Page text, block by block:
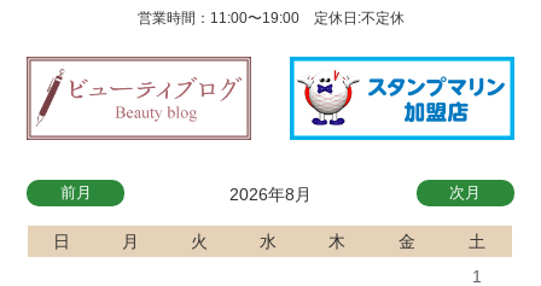
前月 2026年8月 次月
日 月 火 水 木 金
土
1
営業時間：11:00〜19:00 定休日:不定休